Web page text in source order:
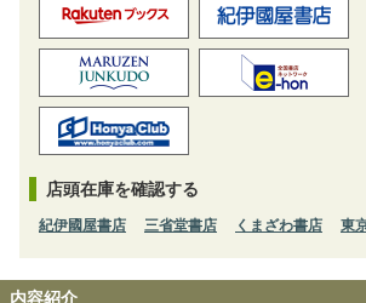
店頭在庫を確認する
紀伊國屋書店 三省堂書店 くまざわ書店 東
内容紹介